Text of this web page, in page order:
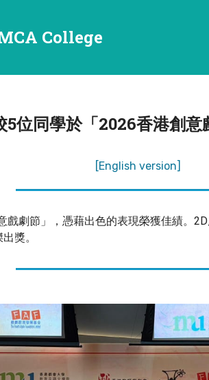
College
5位同學於「2026香港創意
[English version]
劇節」，憑藉出色的表現榮獲佳績。
獎。